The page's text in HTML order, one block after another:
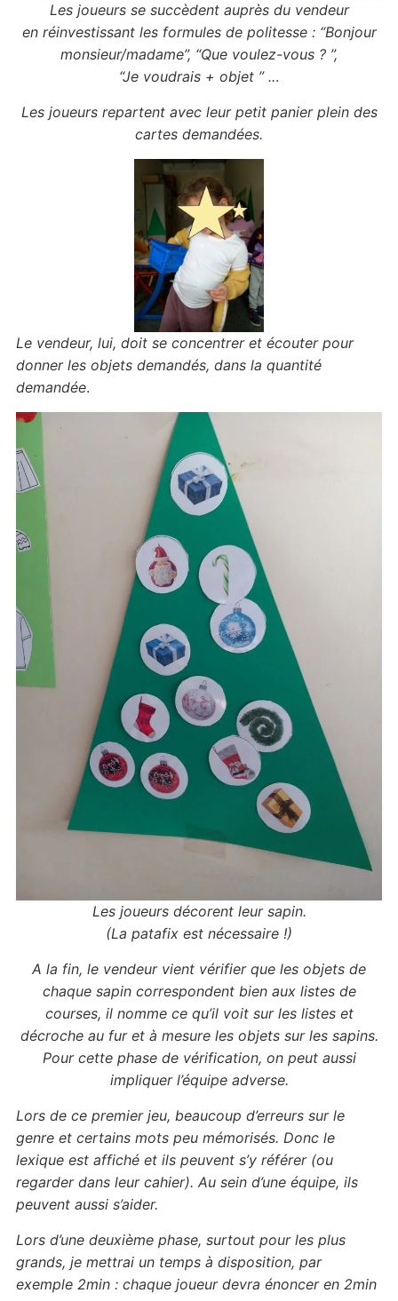
Les joueurs se succèdent auprès du vendeur
en réinvestissant les formules de politesse : “Bonjour
monsieur/madame”, “Que voulez-vous ? ”,
“Je voudrais + objet ” ...
Les joueurs repartent avec leur petit panier plein des
cartes demandées.
Le vendeur, lui, doit se concentrer et écouter pour
donner les objets demandés, dans la quantité
demandée.
Les joueurs décorent leur sapin.
(La patafix est nécessaire !)
A la fin, le vendeur vient vérifier que les objets de
chaque sapin correspondent bien aux listes de
courses, il nomme ce qu’il voit sur les listes et
décroche au fur et à mesure les objets sur les sapins.
Pour cette phase de vérification, on peut aussi
impliquer l’équipe adverse.
Lors de ce premier jeu, beaucoup d’erreurs sur le
genre et certains mots peu mémorisés. Donc le
lexique est affiché et ils peuvent s’y référer (ou
regarder dans leur cahier). Au sein d’une équipe, ils
peuvent aussi s’aider.
Lors d’une deuxième phase, surtout pour les plus
grands, je mettrai un temps à disposition, par
exemple 2min : chaque joueur devra énoncer en 2min